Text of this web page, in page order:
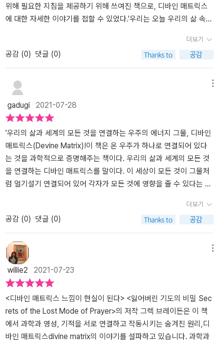
0 아무 느낌이나 다 되는 것은 아니다. 에고와 편견이 없는 느낌만이
창조로 이어질 수 있다.▪️비결 12 우리는 오늘날 우리가 알고 있는 것
되내어보며 글을 마무리해 본다. 오늘도 시크릿! 🕊 출판사로부터 해
당 도서를 제공받아 솔직하게 작성하였습니다. 좋은 책을 보내주신
'김영사'에 감사드립니다 :)
해보자. 에너지 파장은 한 곳에서 다른 곳으로 옮겨다주는 무엇인가
가 반드시 존재해야 하며, 만약 우주에 그것이 없다면 우주의 모든 것
이 공간이며, 이를 설명하기 위해 새로운 과학이 등장해야 했다. 그리
고 우리는 그것을 여러 과정을 거쳐 '양자 물리학'이라고 부르기로 했
다. 먼 고대부터 인간 실존에 관한 물음은 인간을 쫓아다녔으며 그러
한 고민은 우리가 연결되어 있다는 믿음으로 이어졌고 이를 과학적으
로 DNA와 관련한 실험을 통해 증명하고자 한다.​인간의 DNA는 어떻
게 세계에 영향을 주는가​역대 이루어진 실험을 통해 저자가 말하고
싶은 바는 대략적으로 이렇다. 인간의 DNA는 우리가 지금껏 인식하
지 못했던 형태의 에너지의 영향을 준다. 인간의 몸 속에서 멀리 떨어
진 세포와 DNA는 인간의 감정을 매개로 특정 에너지를 통해 소통하
며 이 영향력은 우주 만물을 연결하는 에너지장에 접근할 수 있게 해
준다. 디바인 매트릭스의 시작, 가장 중요한 사실은 인간이 우주를 단
순히 관찰한 존재가 아니라는 것이다. 또 연결된 세계의 창조자들은
과 현실을 잇는 다리디바인 매트릭스의 작동 원리는 생각보다 간단하
다. 참여하는 우주는 바로 우리 의식에서 시작되기 때문이다. 결과를
향해 노력하는 것과 결과를 성취한 양 생각하고 느끼는 것은 미묘하
지만 큰 차이가 있다. 목표를 향해 다가가는 상태와 꿈을 이룬 상태는
다르다. 우리의 감정과 느낌은 우리의 현실을 이루는 것들에 분명 영
향을 주며 외부 세계의 원자와 광양자 등을 변화시키는 것은 우리의
내적 언어다. 디바인 매트릭스가 인식하는 내적 언어는 우리의 느낌
이다. 느낌과 디바인 매트릭스는 항상 소통하고 있다.3부디바인 매트
릭스가 보내는 메세지​우리와 세상 만물의 연결은 이토록 깊다. 우리
자신이라는 거울은 세상을 투영하고 우리의 느낌은 곧 현실이 된
다. 이는 '나'라는 존재의 본질을 탐구하는 과정과 같으며 우리들 각자
위해 필요한 지침을 제공하기 위해 쓰여진 책으로, 디바인 매트릭스
에 대한 자세한 이야기를 접할 수 있었다.​'우리는 오늘 우리의 삶 속에
나아가 아직 일어나지도 않은 미래의 일들과도 하나로 이어져 있다.
우리가 지금 경험하고 있는 것은 우리가 보지도 못한 우주의 어느 영
역에서 이미 일어난(적어도 부분적으로는) 사건의 결과인 것이다'란
문장의 맥락이 쉽게 이해되진 않았지만 무언가 우리가 그동안 알고
있었던 물리학적 내용과는 다른 차원의 이야기가 이 책에서 펼쳐지고
있음을 알 수 있었다.​더 이상 우연의 연속으로 간주될 수 없다는 인생
사, 우주를 다스리는 힘의 법은 지성을 가진 에너지장이었고, 이 거대
한 망은 우리를 다른 사람들과 세상에 그리고 더 위대한 힘에 연결해
준다는 이야기는 쉽게 와닿지는 않았지만 꽤나 흥미로운 분야였다.'디
바인 매트릭스는 창조의 단순한 일부가 아니며, 사소한 부산물 또한
아니다. 디바인 매트릭스가 바로 창조이다. 그것은 모든 것을 이루는
재료이자 창조된 모든 것을 담고 있는 그릇인 것이다'로 풀이한 것을
끊임없이 움직이는 모든 가능성이라는 것에 귀결됨을 알 수 있었다.
감정, 느낌, 믿음, 기도로 현실을 프로그램하는 의식 컴퓨터로서 우주
를 보게 된다면 현실 창조를 할 수 있게 된다는 것은 뜻밖의 결론이었
다. 책의 마지막에서는 현실 창조의 20가지 비결을 보여주고 있다. 그
중 비결 20번째를 소개하면 다음과 같다. '우리는 우리가 세상에서 경
험하기로 선택한 바로 그것들을 살아야 한다' 책을 읽으면서도 쉽게
이해되는 내용은 아니었지만 우주의 에너지 그물인 디바인 매트릭스
의 실체에 대해서는 자세히 알게 되는 시간이었다. <출판사로부터 책
을 제공받아 작성한 솔직한 서평입니다>
더보기
공감 (0) 댓글 (0)
gadugi 2021-07-28
'우리의 삶과 세계의 모든 것을 연결하는 우주의 에너지 그물, 디바인
매트릭스(Devine Matrix)!이 책은 온 우주가 하나로 연결되어 있다
는 것을 과학적으로 증명해주는 책이다. 우리의 삶과 세계의 모든 것
을 연결하는 디바인 매트릭스를 말이다. 이 세상이 모든 것이 그물처
럼 얼기설기 연결되어 있어 각자가 모든 것에 영향을 줄 수 있다는 것
연결되어 있다는 것을 느낄 때, 작은 작용 하나가 어느덧 큰 힘으로 바
뀌어 세상을 움직일 때 경이로움을 느끼곤 한다. 하지만, 이내 느낌적
인 느낌이라 치부해버리지만, 이 책의 저자는 획기적인 실험을 통해,
그것을 증명해 내었다. “우리는 정말 하나로 이어져 있을까? 그렇다
면 얼마나 깊이 연결되어 있을까?”, “우리는 우리가 사는 세상을 변화
시킬 힘을 과연 얼마나 갖고 있을까?” <책 속에서...>우리가 이 매트
릭스의 힘을 잘 활용하려면 그 작동원리를 이해하고 그 언어로 소통
을 해야한다고 한다. 그것은 바로 '느낌'과 감정'. 많은 이들이 감정적
인 소모에 대한 것들을 쓸데없는 것이라 치부해버릴 수도 있겠지만,
이것이 진짜 영향을 줄 수 있다는 결과는 그야말로 흥미롭다. 좀 더 나
아가 '사랑의 힘'으로 이루지 못할 것은 없다는 것과 일맥상통하지 않
더보기
공감 (0) 댓글 (0)
willie2 2021-07-23
<디바인 매트릭스 느낌이 현실이 된다> <잃어버린 기도의 비밀 Sec
rets of the Lost Mode of Prayer>의 저작 그렉 브레이든은 이 책
에서 과학과 영성, 기적을 서로 연결하고 작동시키는 숨겨진 원리,디
바인 매트릭스divine matrix의 이야기를 설파하고 있습니다. 과학과